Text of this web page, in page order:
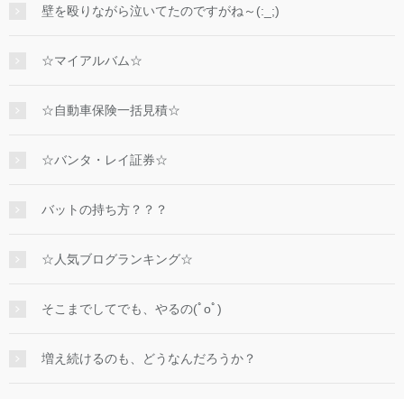
壁を殴りながら泣いてたのですがね～(:_;)
☆マイアルバム☆
☆自動車保険一括見積☆
☆バンタ・レイ証券☆
バットの持ち方？？？
☆人気ブログランキング☆
そこまでしてでも、やるの(ﾟoﾟ)
増え続けるのも、どうなんだろうか？